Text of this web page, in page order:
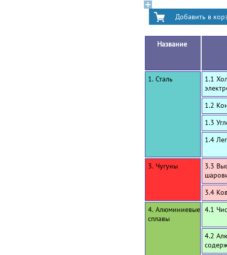
Название
1. Сталь
1.1
1.2
1.3
1.4
3. Чугуны
3.3
3.4
4. Алюминиевые
сплавы
4.1
4.2